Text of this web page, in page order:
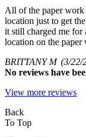
All of the paper
location just to get
it still charged me for
location on the
BRITTANY M (3/22/
No reviews have
View more reviews
Back
To Top